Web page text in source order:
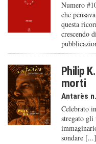
Numero
che
questa
crescendo
Philip
morti
Antarès
Celebrato
stregato
sondare [...]